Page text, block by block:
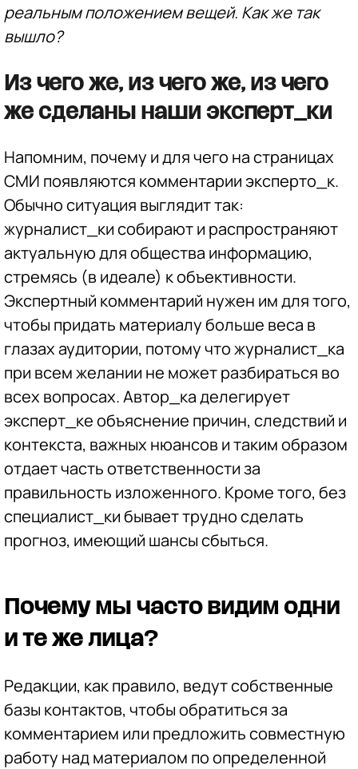
реальным положением вещей. Как же так
вышло?
Из чего же, из чего же, из чего
же сделаны наши эксперт_ки
Напомним, почему и для чего на страницах
СМИ появляются комментарии эксперто_к.
Обычно ситуация выглядит так:
журналист_ки собирают и распространяют
актуальную для общества информацию,
стремясь (в идеале) к объективности.
Экспертный комментарий нужен им для того,
чтобы придать материалу больше веса в
глазах аудитории, потому что журналист_ка
при всем желании не может разбираться во
всех вопросах. Автор_ка делегирует
эксперт_ке объяснение причин, следствий и
контекста, важных нюансов и таким образом
отдает часть ответственности за
правильность изложенного. Кроме того, без
специалист_ки бывает трудно сделать
прогноз, имеющий шансы сбыться.
Почему мы часто видим одни
и те же лица?
Редакции, как правило, ведут собственные
базы контактов, чтобы обратиться за
комментарием или предложить совместную
работу над материалом по определенной